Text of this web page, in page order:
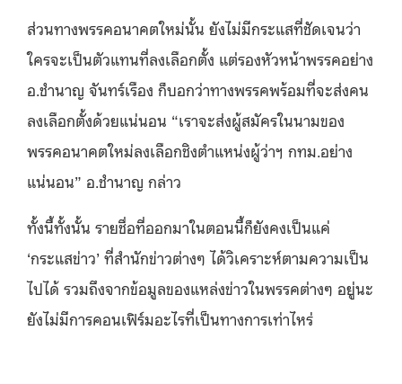
ส่วนทางพรรคอนาคตใหม่นั้น ยังไม่มีกระแสที่ชัดเจนว่า
ใครจะเป็นตัวแทนที่ลงเลือกตั้ง แต่รองหัวหน้าพรรคอย่าง
อ.ชำนาญ จันทร์เรือง ก็บอกว่าทางพรรคพร้อมที่จะส่งคน
ลงเลือกตั้งด้วยแน่นอน “เราจะส่งผู้สมัครในนามของ
พรรคอนาคตใหม่ลงเลือกชิงตำแหน่งผู้ว่าฯ กทม.อย่าง
แน่นอน” อ.ชำนาญ กล่าว
ทั้งนี้ทั้งนั้น รายชื่อที่ออกมาในตอนนี้ก็ยังคงเป็นแค่
‘กระแสข่าว’ ที่สำนักข่าวต่างๆ ได้วิเคราะห์ตามความเป็น
ไปได้ รวมถึงจากข้อมูลของแหล่งข่าวในพรรคต่างๆ อยู่นะ
ยังไม่มีการคอนเฟิร์มอะไรที่เป็นทางการเท่าไหร่